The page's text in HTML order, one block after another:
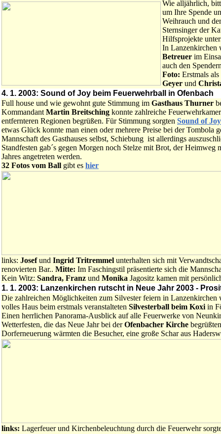
Wie alljährlich,
um Ihre Spende
Weihrauch und
Sternsinger der
Hilfsprojekte
In Lanzenkirchen
Betreuer im
auch den
Foto: Erstmals
Geyer und
4. 1. 2003: Sound of Joy beim Feuerwehrball in Ofenbach
Full house und wie gewohnt gute Stimmung im Gasthaus Thurner
Kommandant Martin Breitsching konnte zahlreiche
entfernteren Regionen begrüßen. Für Stimmung sorgten Sound of Joy
etwas Glück konnte man einen oder mehrere Preise bei der
Mannschaft des Gasthauses selbst, Schiebung ist allerdings
Standfesten gab´s gegen Morgen noch Stelze mit Brot, der Heimweg
Jahres angetreten werden.
32 Fotos vom Ball gibt es hier
links: Josefund Ingrid Tritremmel unterhalten sich mit
renovierten Bar.. Mitte: Im Faschingstil präsentierte sich die
Kein Witz: Sandra, Franz und Monika Jagositz kamen mit
1. 1. 2003: Lanzenkirchen rutscht in Neue Jahr 2003 -
Die zahlreichen Möglichkeiten zum Silvester feiern in Lanzenkirchen
volles Haus beim erstmals veranstalteten Silvesterball beim Koxi in
Einen herrlichen Panorama-Ausblick auf alle Feuerwerke von
Wetterfesten, die das Neue Jahr bei derOfenbacher Kirche
Dorferneuerung wärmten die Besucher, eine große Schar aus
links: Lagerfeuer und Kirchenbeleuchtung durch die Feuerwehr